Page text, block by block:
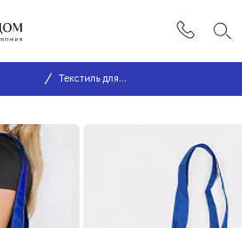
Текстиль для
кухни